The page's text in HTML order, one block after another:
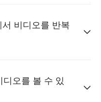
비디오를 반복
오를 볼 수 있